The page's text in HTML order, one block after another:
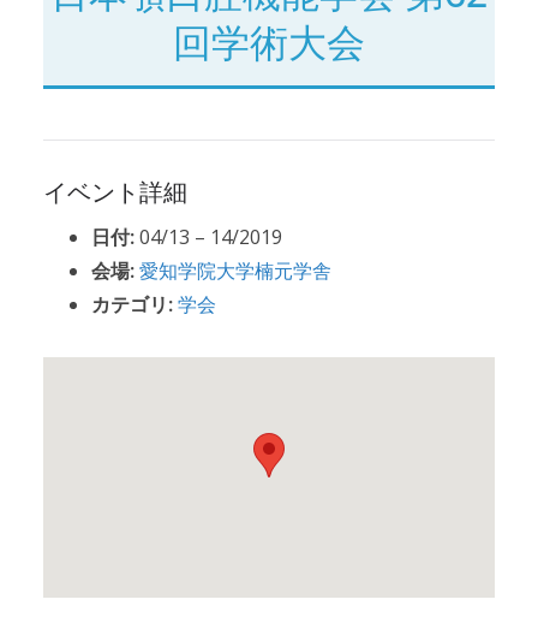
回学術大会
イベント詳細
日付:04/13 – 14/2019
会場:愛知学院大学楠元学舎
カテゴリ:学会